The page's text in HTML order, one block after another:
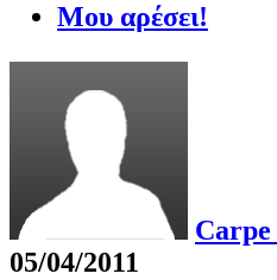
Μου αρέσει!
05/04/2011